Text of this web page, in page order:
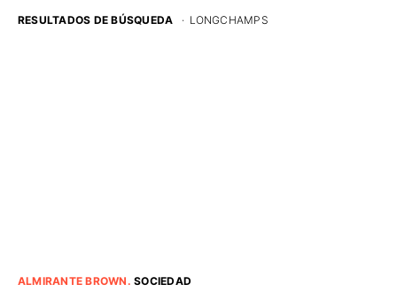
RESULTADOS DE BÚSQUEDA · LONGCHAMPS
ALMIRANTE BROWN .SOCIEDAD